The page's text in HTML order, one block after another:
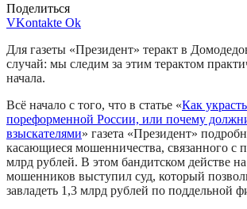
Поделиться
VKontakte Ok
Для газеты «Президент» теракт в
случай: мы следим за этим терактом
начала.
Всё начало с того, что в статье «Как
пореформенной России, или почему
взыскателями» газета «Президент»
касающиеся мошенничества, связанного с
млрд рублей. В этом бандитском действе
мошенников выступил суд, который
завладеть 1,3 млрд рублей по поддельной